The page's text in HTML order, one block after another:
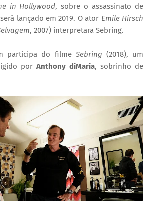
in Hollywood, sobre o assassinato de
lançado em 2019. O ator Emile Hirsch
, 2007) interpretara Sebring.
participa do filme Sebring (2018), um
por Anthony diMaria, sobrinho de